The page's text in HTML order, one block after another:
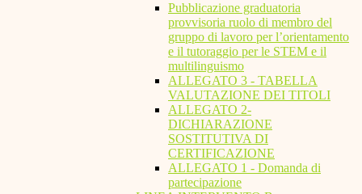
Pubblicazione graduatoria
provvisoria ruolo di membro del
gruppo di lavoro per l’orientamento
e il tutoraggio per le STEM e il
multilinguismo
ALLEGATO 3 - TABELLA
VALUTAZIONE DEI TITOLI
ALLEGATO 2-
DICHIARAZIONE
SOSTITUTIVA DI
CERTIFICAZIONE
ALLEGATO 1 - Domanda di
partecipazione